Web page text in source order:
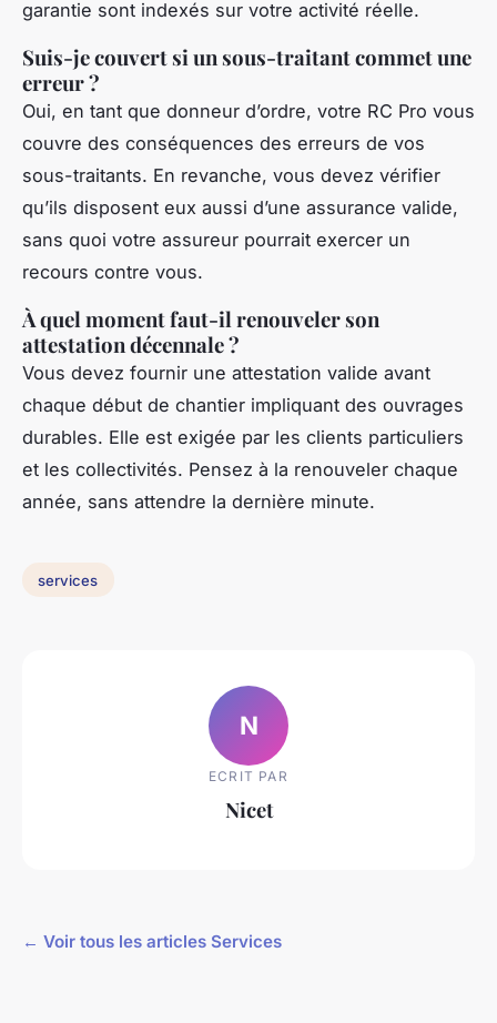
garantie sont indexés sur votre activité réelle.
Suis-je couvert si un sous-traitant commet une
erreur ?
Oui, en tant que donneur d’ordre, votre RC Pro vous
couvre des conséquences des erreurs de vos
sous-traitants. En revanche, vous devez vérifier
qu’ils disposent eux aussi d’une assurance valide,
sans quoi votre assureur pourrait exercer un
recours contre vous.
À quel moment faut-il renouveler son
attestation décennale ?
Vous devez fournir une attestation valide avant
chaque début de chantier impliquant des ouvrages
durables. Elle est exigée par les clients particuliers
et les collectivités. Pensez à la renouveler chaque
année, sans attendre la dernière minute.
services
N
ECRIT PAR
Nicet
← Voir tous les articles Services